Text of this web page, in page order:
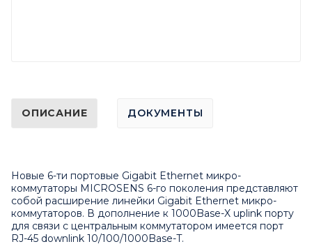
ОПИСАНИЕ ДОКУМЕНТЫ
Новые 6-ти портовые Gigabit Ethernet микро-
коммутаторы MICROSENS 6-го поколения представляют
собой расширение линейки Gigabit Ethernet микро-
коммутаторов. В дополнение к 1000Base-X uplink порту
для связи с центральным коммутатором имеется порт
RJ-45 downlink 10/100/1000Base-T.